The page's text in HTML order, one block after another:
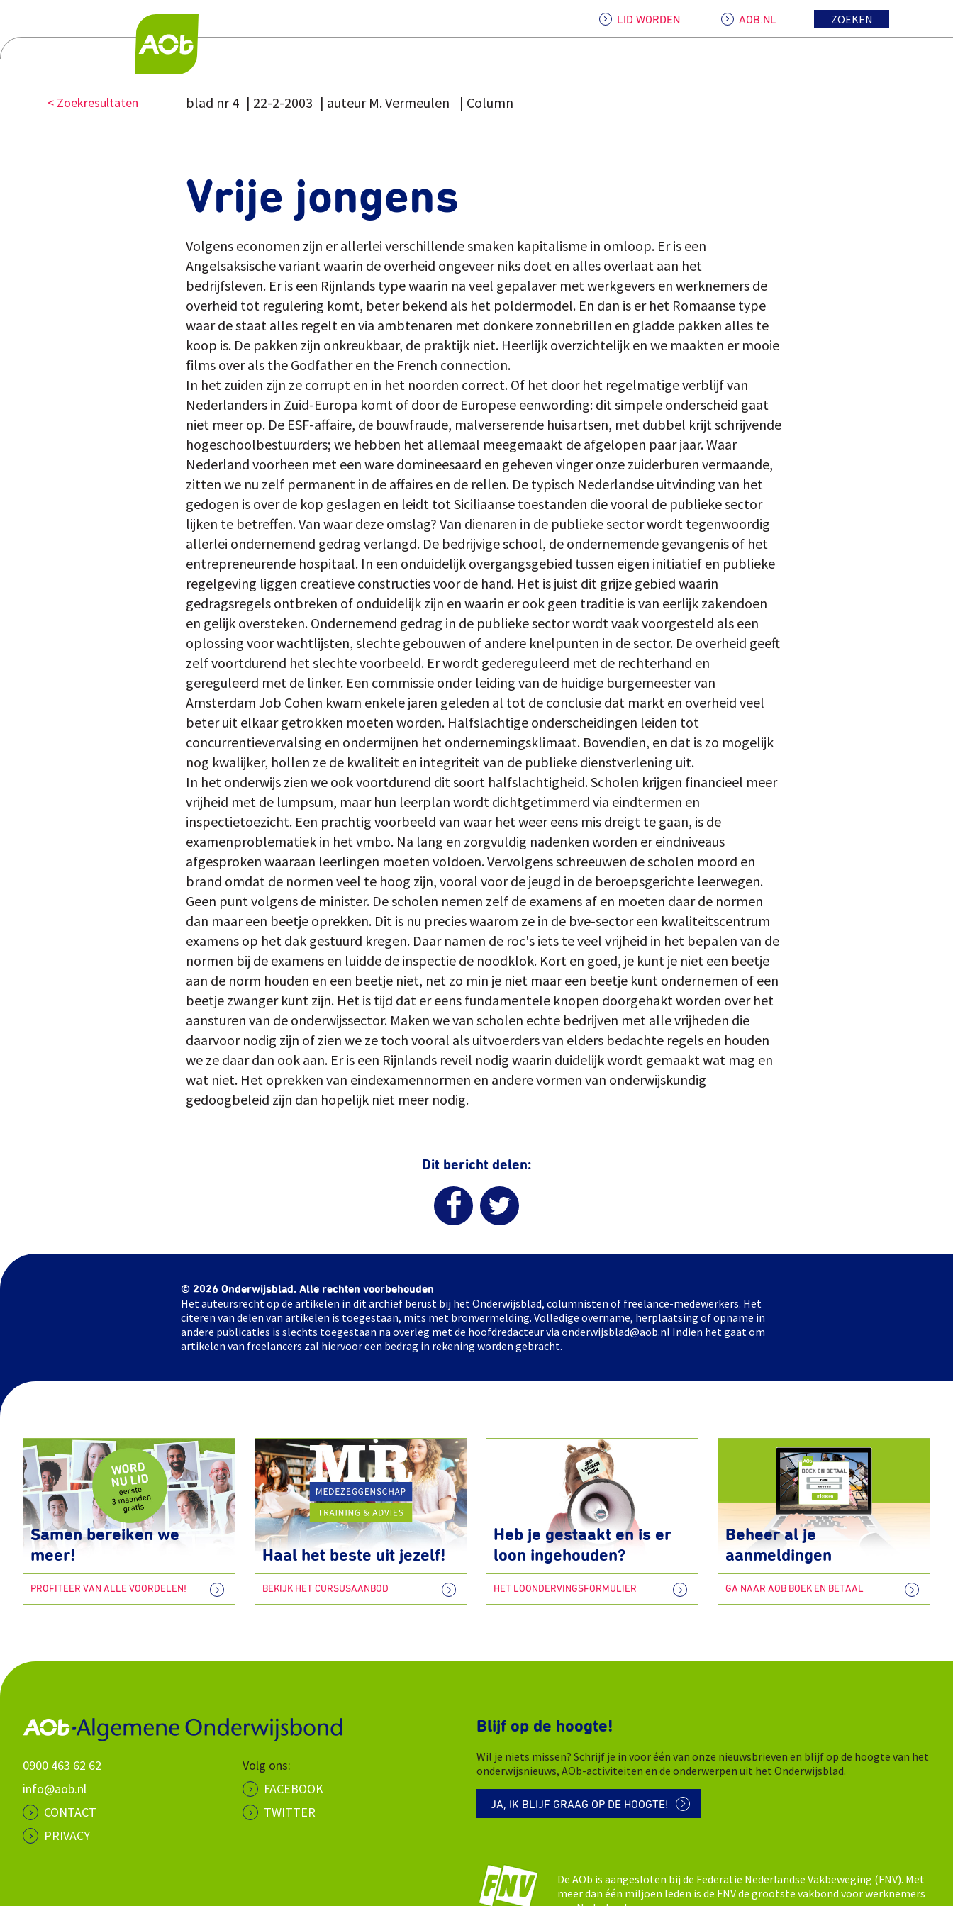
LID WORDEN AOB.NL ZOEKEN
< Zoekresultaten blad nr 4 22-2-2003 auteur M. Vermeulen Column
Vrije jongens
Volgens economen zijn er allerlei verschillende smaken kapitalisme in omloop. Er is een
Angelsaksische variant waarin de overheid ongeveer niks doet en alles overlaat aan het
bedrijfsleven. Er is een Rijnlands type waarin na veel gepalaver met werkgevers en werknemers de
overheid tot regulering komt, beter bekend als het poldermodel. En dan is er het Romaanse type
waar de staat alles regelt en via ambtenaren met donkere zonnebrillen en gladde pakken alles te
koop is. De pakken zijn onkreukbaar, de praktijk niet. Heerlijk overzichtelijk en we maakten er mooie
films over als the Godfather en the French connection.
In het zuiden zijn ze corrupt en in het noorden correct. Of het door het regelmatige verblijf van
Nederlanders in Zuid-Europa komt of door de Europese eenwording: dit simpele onderscheid gaat
niet meer op. De ESF-affaire, de bouwfraude, malverserende huisartsen, met dubbel krijt schrijvende
hogeschoolbestuurders; we hebben het allemaal meegemaakt de afgelopen paar jaar. Waar
Nederland voorheen met een ware domineesaard en geheven vinger onze zuiderburen vermaande,
zitten we nu zelf permanent in de affaires en de rellen. De typisch Nederlandse uitvinding van het
gedogen is over de kop geslagen en leidt tot Siciliaanse toestanden die vooral de publieke sector
lijken te betreffen. Van waar deze omslag? Van dienaren in de publieke sector wordt tegenwoordig
allerlei ondernemend gedrag verlangd. De bedrijvige school, de ondernemende gevangenis of het
entrepreneurende hospitaal. In een onduidelijk overgangsgebied tussen eigen initiatief en publieke
regelgeving liggen creatieve constructies voor de hand. Het is juist dit grijze gebied waarin
gedragsregels ontbreken of onduidelijk zijn en waarin er ook geen traditie is van eerlijk zakendoen
en gelijk oversteken. Ondernemend gedrag in de publieke sector wordt vaak voorgesteld als een
oplossing voor wachtlijsten, slechte gebouwen of andere knelpunten in de sector. De overheid geeft
zelf voortdurend het slechte voorbeeld. Er wordt gedereguleerd met de rechterhand en
gereguleerd met de linker. Een commissie onder leiding van de huidige burgemeester van
Amsterdam Job Cohen kwam enkele jaren geleden al tot de conclusie dat markt en overheid veel
beter uit elkaar getrokken moeten worden. Halfslachtige onderscheidingen leiden tot
concurrentievervalsing en ondermijnen het ondernemingsklimaat. Bovendien, en dat is zo mogelijk
nog kwalijker, hollen ze de kwaliteit en integriteit van de publieke dienstverlening uit.
In het onderwijs zien we ook voortdurend dit soort halfslachtigheid. Scholen krijgen financieel meer
vrijheid met de lumpsum, maar hun leerplan wordt dichtgetimmerd via eindtermen en
inspectietoezicht. Een prachtig voorbeeld van waar het weer eens mis dreigt te gaan, is de
examenproblematiek in het vmbo. Na lang en zorgvuldig nadenken worden er eindniveaus
afgesproken waaraan leerlingen moeten voldoen. Vervolgens schreeuwen de scholen moord en
brand omdat de normen veel te hoog zijn, vooral voor de jeugd in de beroepsgerichte leerwegen.
Geen punt volgens de minister. De scholen nemen zelf de examens af en moeten daar de normen
dan maar een beetje oprekken. Dit is nu precies waarom ze in de bve-sector een kwaliteitscentrum
examens op het dak gestuurd kregen. Daar namen de roc's iets te veel vrijheid in het bepalen van de
normen bij de examens en luidde de inspectie de noodklok. Kort en goed, je kunt je niet een beetje
aan de norm houden en een beetje niet, net zo min je niet maar een beetje kunt ondernemen of een
beetje zwanger kunt zijn. Het is tijd dat er eens fundamentele knopen doorgehakt worden over het
aansturen van de onderwijssector. Maken we van scholen echte bedrijven met alle vrijheden die
daarvoor nodig zijn of zien we ze toch vooral als uitvoerders van elders bedachte regels en houden
we ze daar dan ook aan. Er is een Rijnlands reveil nodig waarin duidelijk wordt gemaakt wat mag en
wat niet. Het oprekken van eindexamennormen en andere vormen van onderwijskundig
gedoogbeleid zijn dan hopelijk niet meer nodig.
Dit bericht delen:
© 2026 Onderwijsblad. Alle rechten voorbehouden
Het auteursrecht op de artikelen in dit archief berust bij het Onderwijsblad, columnisten of freelance-medewerkers. Het
citeren van delen van artikelen is toegestaan, mits met bronvermelding. Volledige overname, herplaatsing of opname in
andere publicaties is slechts toegestaan na overleg met de hoofdredacteur via onderwijsblad@aob.nl Indien het gaat om
artikelen van freelancers zal hiervoor een bedrag in rekening worden gebracht.
Samen bereiken we
meer!
PROFITEER VAN ALLE VOORDELEN!
Haal het beste uit jezelf!
BEKIJK HET CURSUSAANBOD
Heb je gestaakt en is er
loon ingehouden?
HET LOONDERVINGSFORMULIER
Beheer al je
aanmeldingen
GA NAAR AOB BOEK EN BETAAL
0900 463 62 62
info@aob.nl
CONTACT
PRIVACY
Volg ons:
FACEBOOK
TWITTER
Blijf op de hoogte!
Wil je niets missen? Schrijf je in voor één van onze nieuwsbrieven en blijf op de hoogte van het
onderwijsnieuws, AOb-activiteiten en de onderwerpen uit het Onderwijsblad.
JA, IK BLIJF GRAAG OP DE HOOGTE!
De AOb is aangesloten bij de Federatie Nederlandse Vakbeweging (FNV). Met
meer dan één miljoen leden is de FNV de grootste vakbond voor werknemers